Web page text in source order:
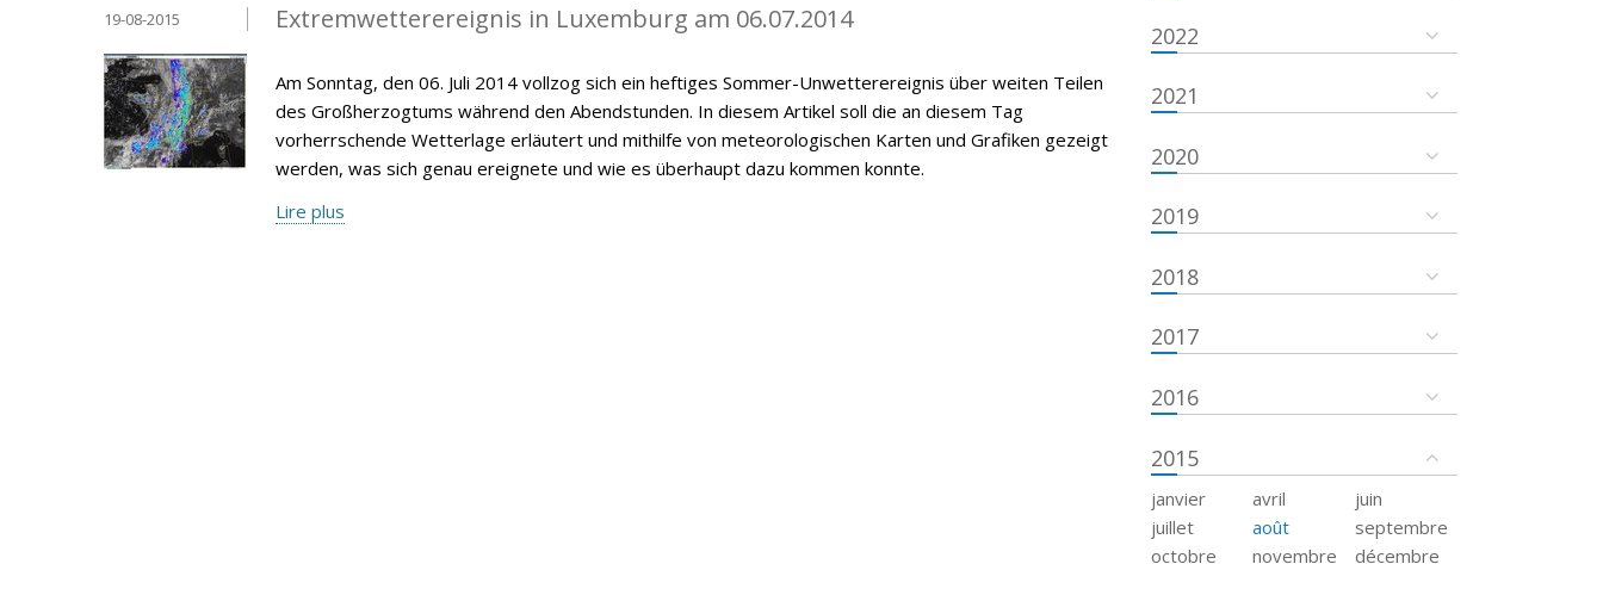
Extremwetterereignis in Luxemburg am 06.07.2014
19-08-2015
Am Sonntag, den 06. Juli 2014 vollzog sich ein heftiges Sommer-Unwetterereignis über weiten Teilen
des Großherzogtums während den Abendstunden. In diesem Artikel soll die an diesem Tag
vorherrschende Wetterlage erläutert und mithilfe von meteorologischen Karten und Grafiken gezeigt
werden, was sich genau ereignete und wie es überhaupt dazu kommen konnte.
Lire plus
2022
2021
2020
2019
2018
2017
2016
2015
janvier avril
juin
juillet
août
septembre
octobre
novembre décembre